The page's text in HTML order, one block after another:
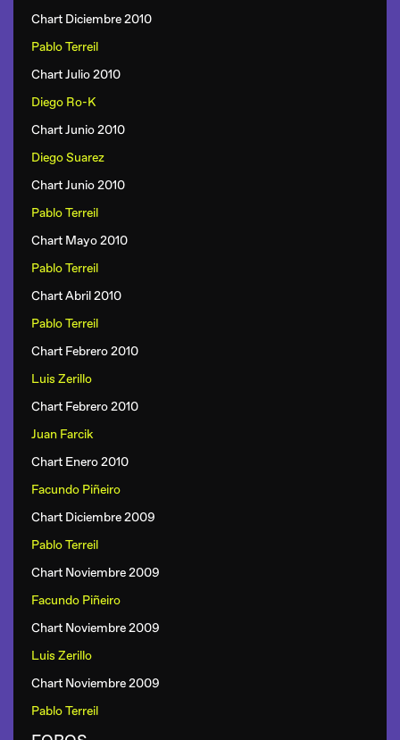
Chart Diciembre 2010
Pablo Terreil
Chart Julio 2010
Diego Ro-K
Chart Junio 2010
Diego Suarez
Chart Junio 2010
Pablo Terreil
Chart Mayo 2010
Pablo Terreil
Chart Abril 2010
Pablo Terreil
Chart Febrero 2010
Luis Zerillo
Chart Febrero 2010
Juan Farcik
Chart Enero 2010
Facundo Piñeiro
Chart Diciembre 2009
Pablo Terreil
Chart Noviembre 2009
Facundo Piñeiro
Chart Noviembre 2009
Luis Zerillo
Chart Noviembre 2009
Pablo Terreil